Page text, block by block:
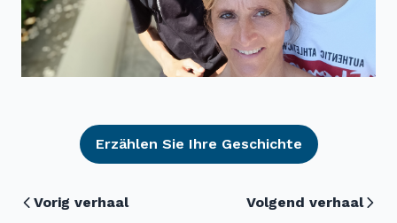
Erzählen Sie Ihre Geschichte
Vorig verhaal Volgend verhaal